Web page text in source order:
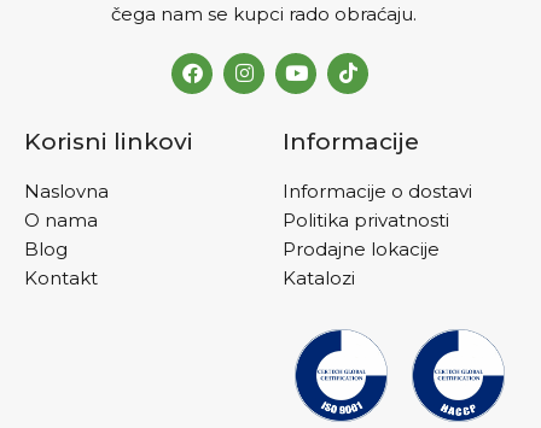
čega nam se kupci rado obraćaju.
Korisni linkovi
Naslovna
O nama
Blog
Kontakt
Informacije
Informacije o dostavi
Politika privatnosti
Prodajne lokacije
Katalozi